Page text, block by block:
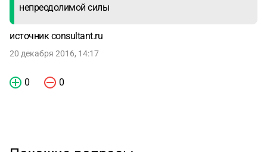
непреодолимой силы
источник consultant.ru
20 декабря 2016, 14:17
0 0